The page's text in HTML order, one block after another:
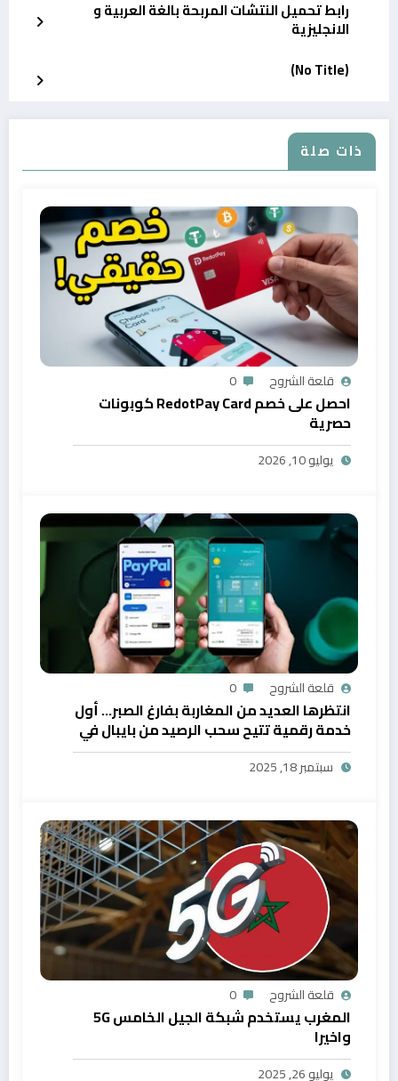
رابط تحميل النتشات المربحة بالغة العربية و
الانجليزية
(No Title)
ذات صلة
قلعة الشروح 0
احصل على خصم RedotPay Card كوبونات
حصرية
يوليو 10, 2026
قلعة الشروح 0
انتظرها العديد من المغاربة بفارغ الصبر… أول
خدمة رقمية تتيح سحب الرصيد من بايبال في
المغرب
سبتمبر 18, 2025
قلعة الشروح 0
المغرب يستخدم شبكة الجيل الخامس 5G
واخيرا
يوليو 26, 2025